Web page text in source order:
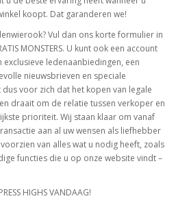
koopt. Dat garanderen we!
Vul dan ons korte formulier in
MONSTERS. U kunt ook een account
ledenaanbiedingen, een
nieuwsbrieven en speciale
voor zich dat het kopen van legale
draait om de relatie tussen verkoper en
prioriteit. Wij staan klaar om vanaf
aan al uw wensen als liefhebber
van alles wat u nodig heeft, zoals
functies die u op onze website vindt –
HIGHS VANDAAG!